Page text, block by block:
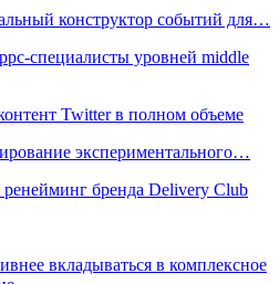
конструктор событий для…
специалисты уровней middle
Twitter в полном объеме
экспериментального…
ренейминг бренда Delivery Club
вкладываться в комплексное